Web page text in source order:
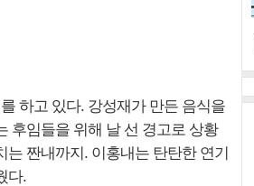
하고 있다. 강성재가 만든 음식을
후임들을 위해 날 선 경고로 상황
짠내까지. 이홍내는 탄탄한 연기
다.